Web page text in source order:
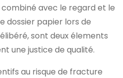
avec le regard et le
dossier papier lors de
sont deux élements
une justice de qualité.
au risque de fracture